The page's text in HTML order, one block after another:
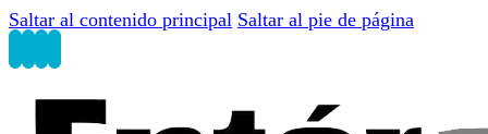
Saltar al contenido principal Saltar al pie de página